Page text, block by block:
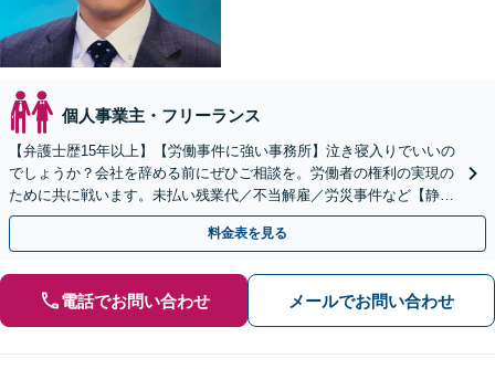
個人事業主・フリーランス
【弁護士歴15年以上】【労働事件に強い事務所】泣き寝入りでいいの
でしょうか？会社を辞める前にぜひご相談を。労働者の権利の実現の
ために共に戦います。未払い残業代／不当解雇／労災事件など【静岡
駅10分】【初回相談無料】【夜間・休日相談可能】
料金表を見る
電話でお問い合わせ メールでお問い合わせ